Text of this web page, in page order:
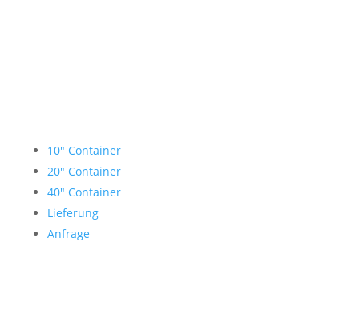
10″ Container
20″ Container
40″ Container
Lieferung
Anfrage